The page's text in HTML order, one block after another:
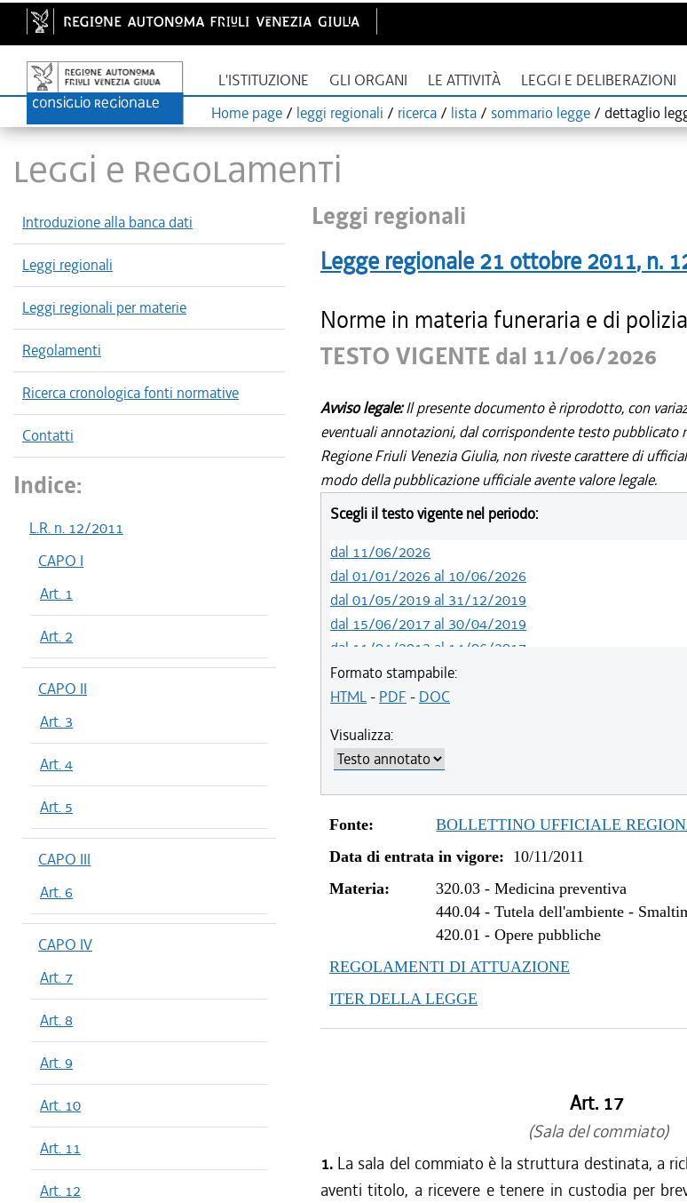
L'ISTITUZIONE GLI ORGANI LE ATTIVITÀ LEGGI E DELIBERAZIONI
Home page / leggi regionali / ricerca / lista / sommario legge / dettaglio
LEGGI E REGOLAMENTI
Introduzione alla banca dati
Leggi regionali
Leggi regionali per materie
Regolamenti
Ricerca cronologica fonti normative
Contatti
Indice:
L.R. n. 12/2011
CAPO I
Art. 1
Art. 2
CAPO II
Art. 3
Art. 4
Art. 5
CAPO III
Art. 6
CAPO IV
Art. 7
Art. 8
Art. 9
Art. 10
Art. 11
Art. 12
Leggi regionali
Legge regionale 21 ottobre 2011, n.
Norme in materia funeraria e di
TESTO VIGENTE dal 11/06/2026
Avviso legale:Il presente documento è riprodotto, con
eventuali annotazioni, dal corrispondente testo pubblicato
Regione Friuli Venezia Giulia, non riveste carattere di
modo della pubblicazione ufficiale avente valore legale.
Scegli il testo vigente nel periodo:
dal 11/06/2026
dal 01/01/2026 al 10/06/2026
dal 01/05/2019 al 31/12/2019
dal 15/06/2017 al 30/04/2019
dal 11/04/2013 al 14/06/2017
dal 29/12/2012 al 10/04/2013
dal 10/11/2011 al 28/12/2012
Formato stampabile:
HTML- PDF - DOC
Visualizza:
Fonte:
BOLLETTINO UFFICIALE
Data di entrata in vigore: 10/11/2011
Materia:
320.03 -Medicina preventiva
440.04 -Tutela dell'ambiente -
420.01 -Opere pubbliche
REGOLAMENTI DI ATTUAZIONE
ITER DELLA LEGGE
Art. 17
(Sala del commiato)
1. La sala del commiato è la struttura destinata, a
aventi titolo, a ricevere e tenere in custodia per